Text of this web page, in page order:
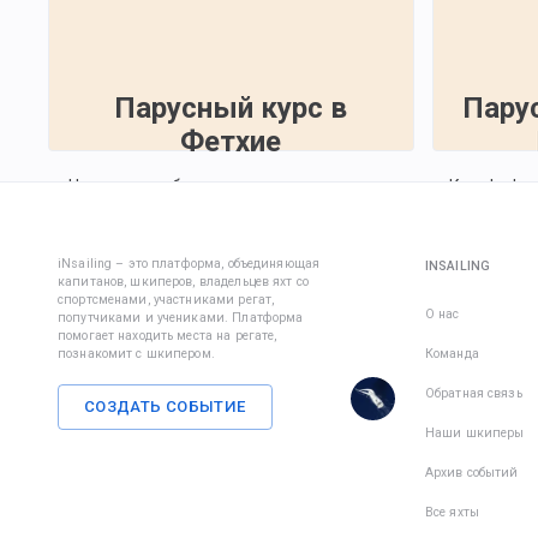
Парусный курс в
Фетхие
Недельное обучение на парусном курсе
1 590 €
Всего дней:7
Активных дней:7
Есть места в командe
Курс
Активных дней
Есть места в
iNsailing – это платформа, объединяющая
капитанов, шкиперов, владельцев яхт со
спортсменами, участниками регат,
попутчиками и учениками. Платформа
помогает находить места на регате,
познакомит с шкипером.
СОЗДАТЬ СОБЫТИЕ
INSAILING
О нас
Команда
Обратная связь
Наши шкиперы
Архив событий
Все яхты